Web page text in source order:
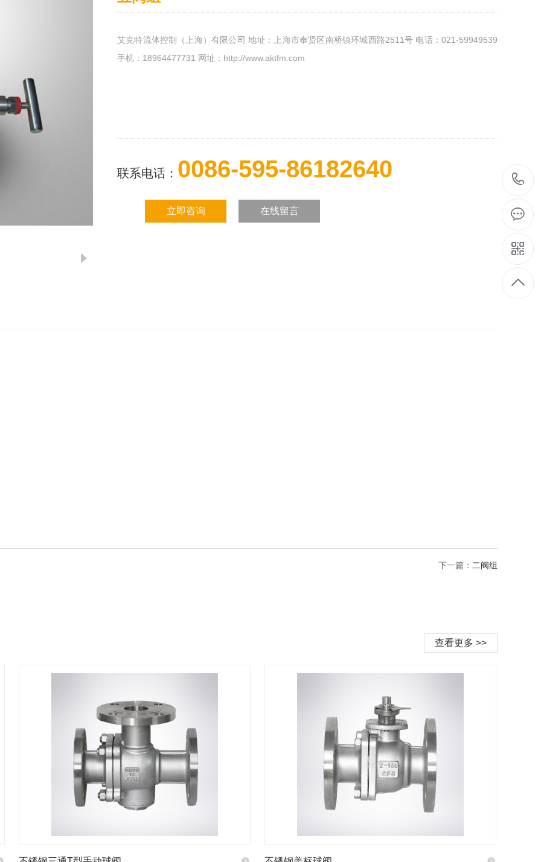
艾克特流体控制（上海）有限公司 地址：上海市奉贤区南桥镇环城西路2511号 电话：021-59949539
手机：18964477731 网址：http://www.aktfm.com
联系电话： 0086-595-86182640
立即咨询 在线留言
下一篇： 二阀组
查看更多 >>